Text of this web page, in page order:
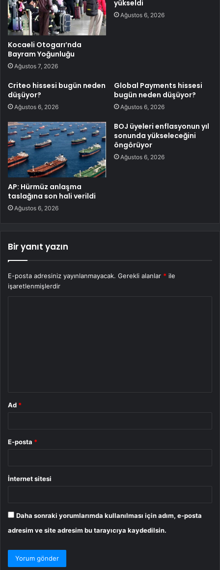
Kocaeli Otogarı’nda
Bayram Yoğunluğu
Ağustos 7, 2026
yükseldi
Ağustos 6, 2026
Criteo hissesi bugün neden
düşüyor?
Ağustos 6, 2026
Global Payments hissesi
bugün neden düşüyor?
Ağustos 6, 2026
AP: Hürmüz anlaşma
taslağına son hali verildi
Ağustos 6, 2026
BOJ üyeleri enflasyonun yıl
sonunda yükseleceğini
öngörüyor
Ağustos 6, 2026
Bir yanıt yazın
E-posta adresiniz yayınlanmayacak. Gerekli alanlar * ile
işaretlenmişlerdir
Ad *
E-posta *
İnternet sitesi
Daha sonraki yorumlarımda kullanılması için adım, e-posta
adresim ve site adresim bu tarayıcıya kaydedilsin.